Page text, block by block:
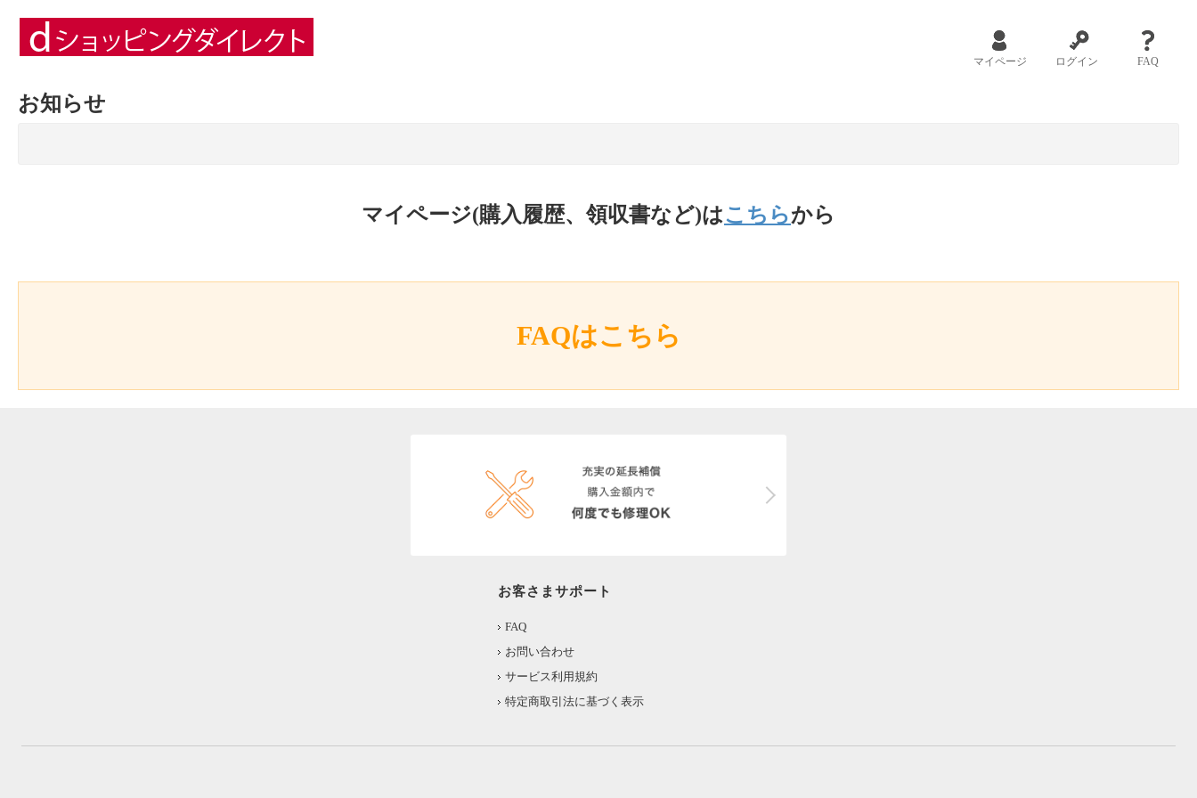
マイページ ログイン FAQ
お知らせ
マイページ(購入履歴、領収書など)はこちらから
FAQはこちら
お客さまサポート
FAQ
お問い合わせ
サービス利用規約
特定商取引法に基づく表示